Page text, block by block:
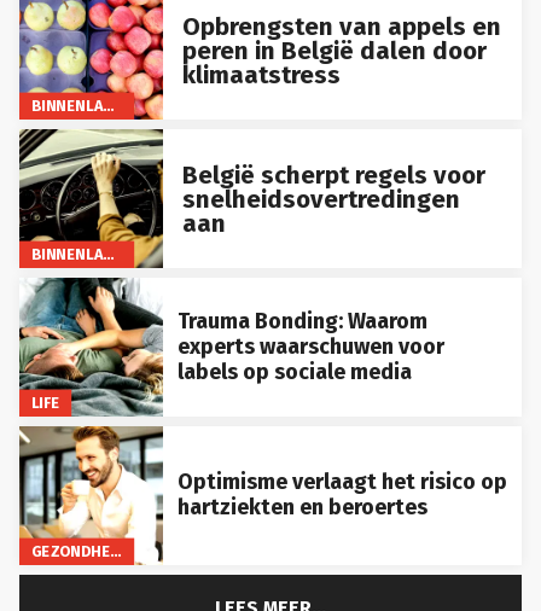
BINNENLAND
Opbrengsten van appels en
peren in België dalen door
klimaatstress
BINNENLAND
België scherpt regels voor
snelheidsovertredingen
aan
LIFE
Trauma Bonding: Waarom
experts waarschuwen voor
labels op sociale media
GEZONDHEID
Optimisme verlaagt het risico op
hartziekten en beroertes
LEES MEER...